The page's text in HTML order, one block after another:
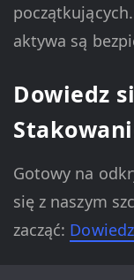
aktywa są
Dowiedz
Gotowy na
się z naszym
zacząć: